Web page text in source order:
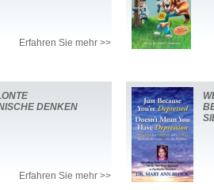
Erfahren Sie mehr >>
DENKEN
Erfahren Sie mehr >>